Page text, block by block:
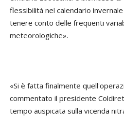
flessibilità nel calendario
tenere conto delle frequenti
meteorologiche».
«Si è fatta finalmente
commentato il presidente
tempo auspicata sulla vicenda